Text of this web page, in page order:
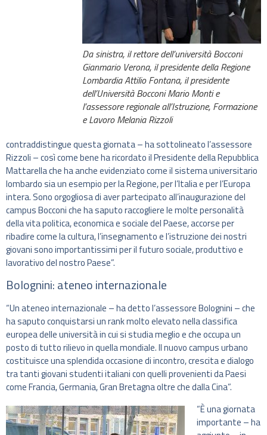
Da sinistra, il rettore dell’università Bocconi
Gianmario Verona, il presidente della Regione
Lombardia Attilio Fontana, il presidente
dell’Università Bocconi Mario Monti e
l’assessore regionale all’Istruzione, Formazione
e Lavoro Melania Rizzoli
contraddistingue questa giornata – ha sottolineato l’assessore
Rizzoli – così come bene ha ricordato il Presidente della Repubblica
Mattarella che ha anche evidenziato come il sistema universitario
lombardo sia un esempio per la Regione, per l’Italia e per l’Europa
intera. Sono orgogliosa di aver partecipato all’inaugurazione del
campus Bocconi che ha saputo raccogliere le molte personalità
della vita politica, economica e sociale del Paese, accorse per
ribadire come la cultura, l’insegnamento e l’istruzione dei nostri
giovani sono importantissimi per il futuro sociale, produttivo e
lavorativo del nostro Paese”.
Bolognini: ateneo internazionale
“Un ateneo internazionale – ha detto l’assessore Bolognini – che
ha saputo conquistarsi un rank molto elevato nella classifica
europea delle università in cui si studia meglio e che occupa un
posto di tutto rilievo in quella mondiale. Il nuovo campus urbano
costituisce una splendida occasione di incontro, crescita e dialogo
tra tanti giovani studenti italiani con quelli provenienti da Paesi
come Francia, Germania, Gran Bretagna oltre che dalla Cina”.
“È una giornata
importante – ha